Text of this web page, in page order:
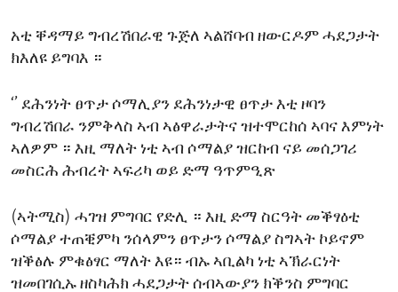
አቲ ቐዳማይ ግብረሽበራዊ ጉጅለ ኣልሸባብ ዘውርዶም ሓደጋታት
ክእለዩ ይግባእ ።
‘’ ደሕንነት ፀጥታ ሶማሊያን ደሕንነታዊ ፀጥታ እቲ ዞባን
ግብረሽበራ ንምቅላስ ኣብ ኣፅዋራታትና ዝተሞርከሰ ኣባና እምነት
ኣለዎም ። እዚ ማለት ነቲ ኣብ ሶማልያ ዝርከብ ናይ መሰጋገሪ
መስርሕ ሕብረት ኣፍሪካ ወይ ድማ ዓጥምዒጽ
(ኣትሚስ) ሓገዝ ምግባር የድሊ ። እዚ ድማ ስርዓት መቕፃዕቲ
ሶማልያ ተጠቒምካ ንሰላምን ፀጥታን ሶማልያ ስግኣት ኮይኖም
ዝቕፅሉ ምቁፅፃር ማለት እዩ። ብኡ ኣቢልካ ነቲ ኣኽራርነት
ዝመበገሲኡ ዘስካሕክ ሓደጋታት ሰብኣውያን ክቕንስ ምግባር